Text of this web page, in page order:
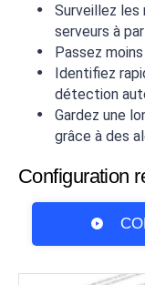
Surveillez les
serveurs à
Passez
Identifiez
détection
Gardez une
grâce à des
Configuration